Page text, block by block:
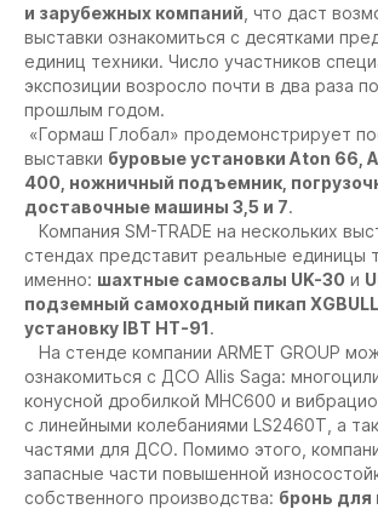
и зарубежных компаний , что даст
выставки ознакомиться с десятками
единиц техники. Число участников
экспозиции возросло почти в два раза
прошлым годом.
«Гормаш Глобал» продемонстрирует
выставки буровые установки Aton 66,
400, ножничный подъемник,
доставочные машины 3,5 и 7.
Компания SM-TRADE на нескольких
стендах представит реальные единицы
именно: шахтные самосвалы UK-30 и
подземный самоходный пикап XGBULL
установку IBT HT-91.
На стенде компании ARMET GROUP
ознакомиться с ДСО Allis Saga:
конусной дробилкой MHC600 и
с линейными колебаниями LS2460T, а
частями для ДСО. Помимо этого,
запасные части повышенной
собственного производства: бронь для